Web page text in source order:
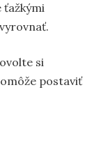
ťažkými
si
postaviť